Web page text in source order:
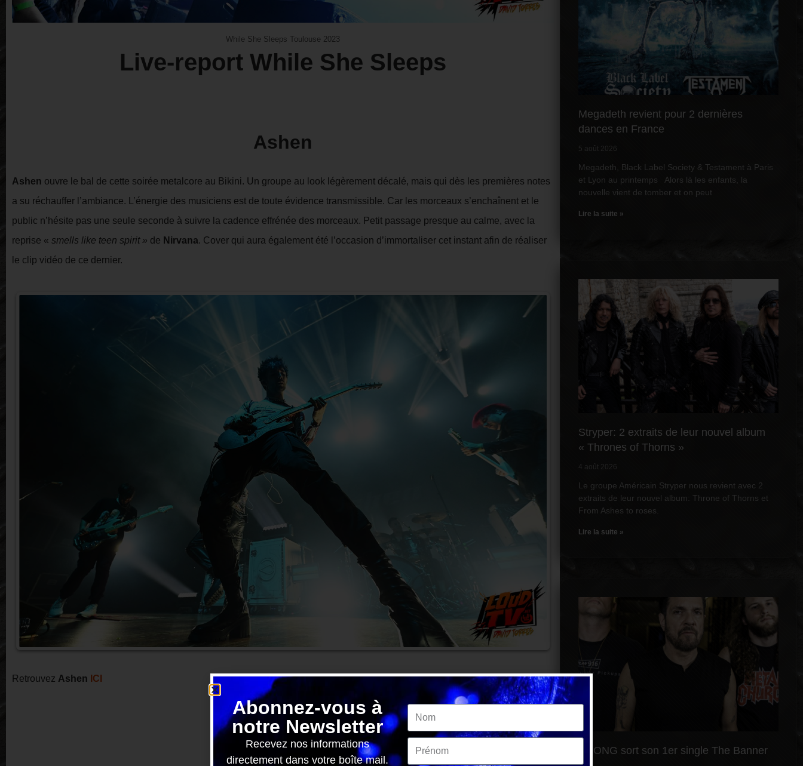
While She Sleeps Toulouse 2023
Live-report While She Sleeps
Ashen
Ashen ouvre le bal de cette soirée metalcore au Bikini. Un groupe au look légèrement décalé, mais qui dès les premières notes
a su réchauffer l’ambiance. L’énergie des musiciens est de toute évidence transmissible. Car les morceaux s’enchaînent et le
public n’hésite pas une seule seconde à suivre la cadence effrénée des morceaux. Petit passage presque au calme, avec la
reprise « smells like teen spirit » de Nirvana. Cover qui aura également été l’occasion d’immortaliser cet instant afin de réaliser
le clip vidéo de ce dernier.
Retrouvez Ashen ICI
Resolve
Megadeth revient pour 2 dernières
dances en France
5 août 2026
Megadeth, Black Label Society & Testament à Paris
et Lyon au printemps Alors là les enfants, la
nouvelle vient de tomber et on peut
Lire la suite »
Stryper: 2 extraits de leur nouvel album
« Thrones of Thorns »
4 août 2026
Le groupe Américain Stryper nous revient avec 2
extraits de leur nouvel album: Throne of Thorns et
From Ashes to roses.
Lire la suite »
PRONG sort son 1er single The Banner
Abonnez-vous à
notre Newsletter
Recevez nos informations
directement dans votre boîte mail.